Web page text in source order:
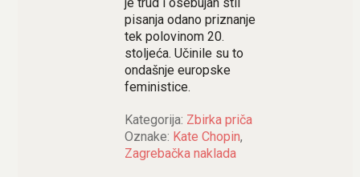
pisanja odano priznanje
tek polovinom 20.
stoljeća. Učinile su to
ondašnje europske
feministice.
Kategorija: Zbirka priča
Oznake: Kate Chopin,
Zagrebačka naklada